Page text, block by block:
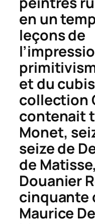
en un
leçons de
et du
collection
contenait
Monet,
seize de
de
Douanier
cinquante
Maurice